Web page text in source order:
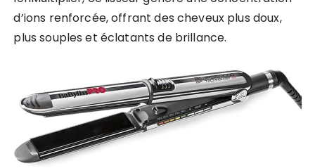
d’ions renforcée, offrant des cheveux plus doux,
plus souples et éclatants de brillance.